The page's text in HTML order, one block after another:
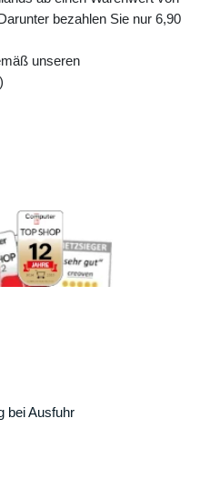
bezahlen Sie nur 6,90
unseren
bei Ausfuhr